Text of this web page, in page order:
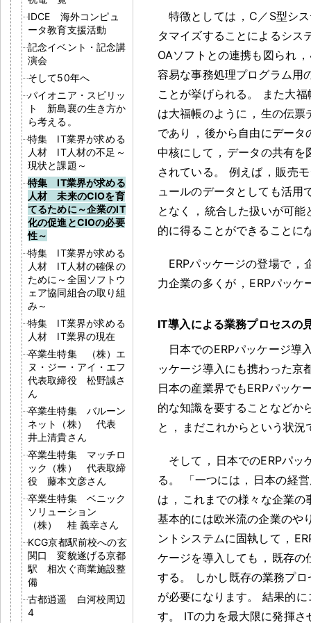
IDCE 海外コンピュ
ータ教育支援活動
記念イベント・記念講
演会
そして50年へ
パイオニア・スピリッ
ト 新島襄の生き方か
ら考える。
特集 IT業界が求める
人材 IT人材の不足～
現状と課題～
特集 IT業界が求める
人材 未来のCIOを育
てるために～企業のIT
化の促進とCIOの必要
性～
特集 IT業界が求める
人材 IT人材の確保の
ために～全国ソフトウ
ェア協同組合の取り組
み～
特集 IT業界が求める
人材 IT業界の現在
卒業生特集 （株）エ
ヌ・ジー・アイ・エフ
代表取締役 松野誠さ
ん
卒業生特集 バルーン
ネット（株） 代表
井上清貴さん
卒業生特集 マッチロ
ック（株） 代表取締
役 藤本文彦さん
卒業生特集 ベニック
ソリューション
（株） 桂 義幸さん
KCG京都駅前校への玄
関口 変貌遂げる京都
駅 相次ぐ商業施設整
備
古都逍遥 白河校周辺
4
特徴としては ， C／S型シ
タマイズすることによるシス
OAソフトとの連携も図られ ，
容易な事務処理プログラム用
ことが挙げられる 。
また大
は大福帳のように ， 生の伝票
であり
， 後から自由にデータ
中核にして ， データの共有を
されている 。 例えば ， 販売
ュールのデータとしても活用
となく
， 統合した扱いが可能
的に得ることができることに
ERPパッケージの登場で ，
力企業の多くが ， ERPパッケ
IT導入による業務プロセスの
日本でのERPパッケージ導
ッケージ導入にも携わった京
日本の産業界でもERPパッケ
的な知識を要することなどか
と ， まだこれからという状
そして ， 日本でのERPパ
る 。 「一つには ， 日本の経
は ， これまでの様々な企業
基本的には欧米流の企業のや
ントシステムに固執して ，
ケージを導入しても ， 既存の
する 。
しかし既存の業務プ
が必要になります。
結果的に
す。 ITの力を最大限に発揮